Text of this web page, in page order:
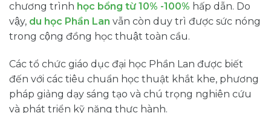
chương trình học bổng từ 10% -100% hấp dẫn. Do
vậy, du học Phần Lan vẫn còn duy trì được sức nóng
trong cộng đồng học thuật toàn cầu.
Các tổ chức giáo dục đại học Phần Lan được biết
đến với các tiêu chuẩn học thuật khắt khe, phương
pháp giảng dạy sáng tạo và chú trọng nghiên cứu
và phát triển kỹ năng thực hành.